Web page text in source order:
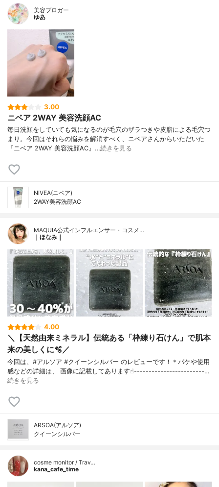
美容ブロガー
ゆあ
3.00
ニベア 2WAY 美容洗顔AC
毎日洗顔をしていても気になるのが毛穴のザラつきや皮脂による毛穴つ
まり。今回はそれらの悩みを解消すべく、ニベアさんからいただいた
『ニベア 2WAY 美容洗顔AC』…続きを見る
NIVEA(ニベア)
2WAY美容洗顔AC
MAQUIA公式インフルエンサー・コスメ…
｜ほなみ｜
4.00
＼【天然由来ミネラル】伝統ある「枠練り石けん」で肌本
来の美しくに🫧／
今回は、#アルソア #クイーンシルバー のレビューです！＊パケや使用
感などの詳細は、 画像に記載してあります☝︎------------------------…
続きを見る
ARSOA(アルソア)
クイーンシルバー
cosme monitor / Trav…
kana_cafe_time